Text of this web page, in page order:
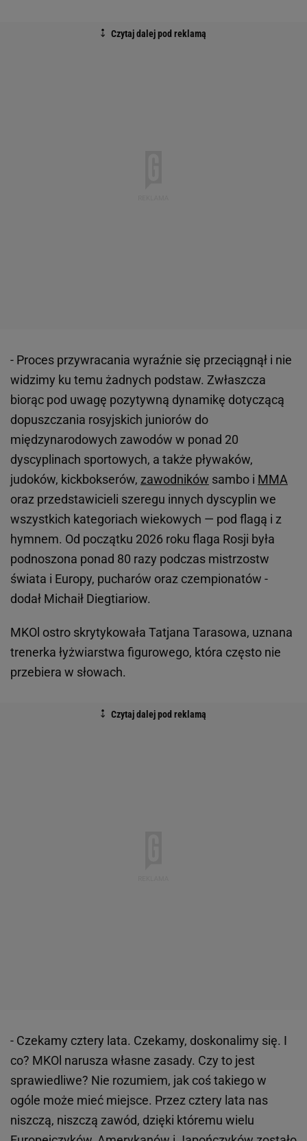
- Proces przywracania wyraźnie się przeciągnął i nie
widzimy ku temu żadnych podstaw. Zwłaszcza
biorąc pod uwagę pozytywną dynamikę dotyczącą
dopuszczania rosyjskich juniorów do
międzynarodowych zawodów w ponad 20
dyscyplinach sportowych, a także pływaków,
judoków, kickbokserów, zawodników sambo i MMA
oraz przedstawicieli szeregu innych dyscyplin we
wszystkich kategoriach wiekowych — pod flagą i z
hymnem. Od początku 2026 roku flaga Rosji była
podnoszona ponad 80 razy podczas mistrzostw
świata i Europy, pucharów oraz czempionatów -
dodał Michaił Diegtiariow.
MKOl ostro skrytykowała Tatjana Tarasowa, uznana
trenerka łyżwiarstwa figurowego, która często nie
przebiera w słowach.
- Czekamy cztery lata. Czekamy, doskonalimy się. I
co? MKOl narusza własne zasady. Czy to jest
sprawiedliwe? Nie rozumiem, jak coś takiego w
ogóle może mieć miejsce. Przez cztery lata nas
niszczą, niszczą zawód, dzięki któremu wielu